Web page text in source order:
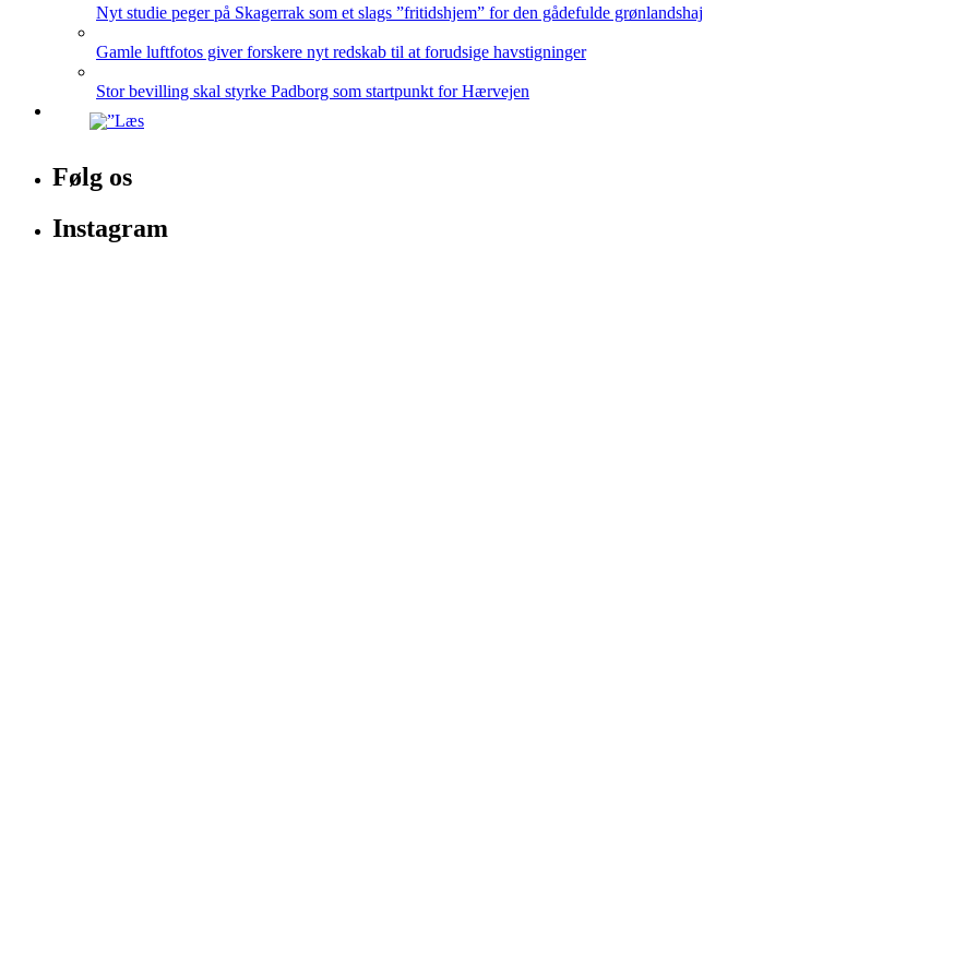
Nyt studie peger på Skagerrak som et slags ”fritidshjem” for den gådefulde grønlandshaj
Gamle luftfotos giver forskere nyt redskab til at forudsige havstigninger
Stor bevilling skal styrke Padborg som startpunkt for Hærvejen
Følg os
Instagram